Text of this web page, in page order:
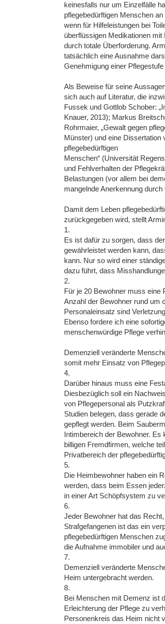
keinesfalls nur um Einzelfälle
pflegebedürftigen Menschen
wenn für Hilfeleistungen bei
überflüssigen Medikationen
durch totale Überforderung.
tatsächlich eine Ausnahme
Genehmigung einer
Als Beweise für seine
sich auch auf Literatur, die
Fussek und Gottlob Schober:
Knauer, 2013); Markus
Rohrmaier, „Gewalt gegen
Münster) und eine Dissertation
pflegebedürftigen
Menschen“ (Universität
und Fehlverhalten der
Belastungen (vor allem bei
mangelnde Anerkennung
Damit dem Leben
zurückgegeben wird, stellt
1.
Es ist dafür zu sorgen, dass
gewährleistet werden kann,
kann. Nur so wird einer
dazu führt, dass
2.
Für je 20 Bewohner muss eine
Anzahl der Bewohner rund um
Personaleinsatz sind
Ebenso fordere ich eine
menschenwürdige Pflege
Demenziell veränderte
somit mehr Einsatz von
4.
Darüber hinaus muss eine
Diesbezüglich soll ein
von Pflegepersonal als
Studien belegen, dass gerade
gepflegt werden. Beim
Intimbereich der Bewohner.
billigen Fremdfirmen, welche
Privatbereich der
5.
Die Heimbewohner haben ein
werden, dass beim Essen
in einer Art Schöpfsystem zu
6.
Jeder Bewohner hat das
Strafgefangenen ist das ein
pflegebedürftigen Menschen
die Aufnahme immobiler und
7.
Demenziell veränderte
Heim untergebracht werden.
8.
Bei Menschen mit Demenz ist
Erleichterung der Pflege zu
Personenkreis das Heim nicht